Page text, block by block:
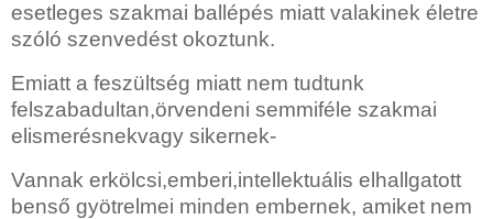
esetleges szakmai ballépés miatt valakinek életre
szóló szenvedést okoztunk.
Emiatt a feszültség miatt nem tudtunk
felszabadultan,örvendeni semmiféle szakmai
elismerésnekvagy sikernek-
Vannak erkölcsi,emberi,intellektuális elhallgatott
benső gyötrelmei minden embernek, amiket nem